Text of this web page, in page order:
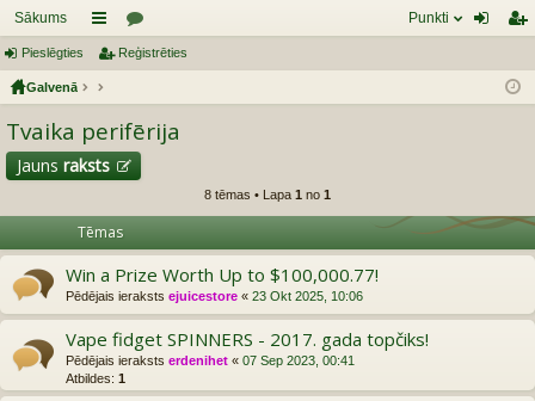
Sākums
aī
sn
es
or
mi
Punkti
ist
Pieslēgties Reģistrēties
Galvenā
Tvaika perifērija
Jauns raksts
8 tēmas • Lapa 1 no 1
Tēmas
Win a Prize Worth Up to $100,000.77!
Pēdējais ieraksts ejuicestore « 23 Okt 2025, 10:06
Vape fidget SPINNERS - 2017. gada topčiks!
Pēdējais ieraksts erdenihet « 07 Sep 2023, 00:41
Atbildes: 1